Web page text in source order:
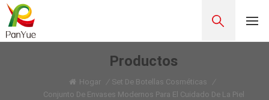
Productos
Hogar / Set De Botellas Cosméticas
/
Conjunto De Envases Modernos Para El Cuidado De La Piel